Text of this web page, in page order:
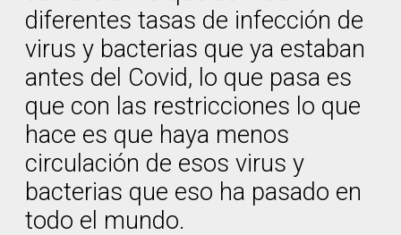
diferentes tasas de infección de
virus y bacterias que ya estaban
antes del Covid, lo que pasa es
que con las restricciones lo que
hace es que haya menos
circulación de esos virus y
bacterias que eso ha pasado en
todo el mundo.